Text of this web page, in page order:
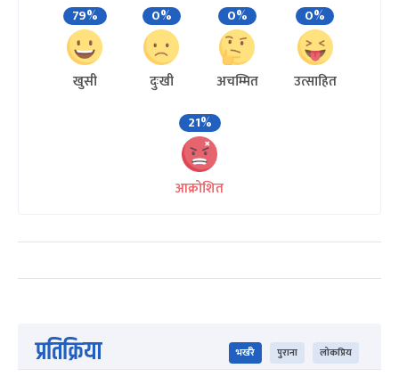
79%
खुसी
0%
दुःखी
0%
अचम्मित
0%
उत्साहित
21%
आक्रोशित
प्रतिक्रिया भर्खरै पुराना लोकप्रिय